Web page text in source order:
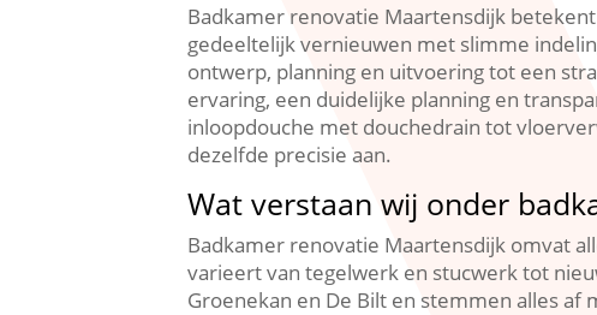
Badkamer renovatie Maartensdijk
gedeeltelijk vernieuwen met slimme
ontwerp, planning en uitvoering tot een
ervaring, een duidelijke planning en
inloopdouche met douchedrain tot
dezelfde precisie aan.​
Wat verstaan wij onder
Badkamer renovatie Maartensdijk omvat
varieert van tegelwerk en stucwerk tot
Groenekan en De Bilt en stemmen alles af